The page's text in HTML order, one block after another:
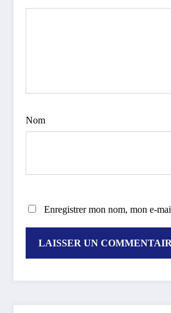
Nom
Enregistrer mon nom, mon e-